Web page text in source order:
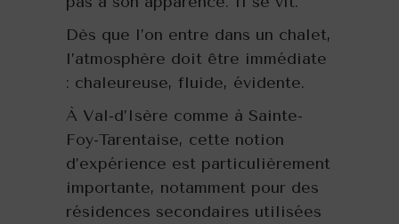
Dès que l’on entre dans un chalet,
l’atmosphère doit être immédiate
: chaleureuse, fluide, évidente.
À Val-d’Isère comme à Sainte-
Foy-Tarentaise, cette notion
d’expérience est particulièrement
importante, notamment pour des
résidences secondaires utilisées